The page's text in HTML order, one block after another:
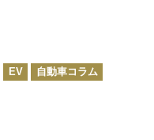
カ
テEV 自動車コラム